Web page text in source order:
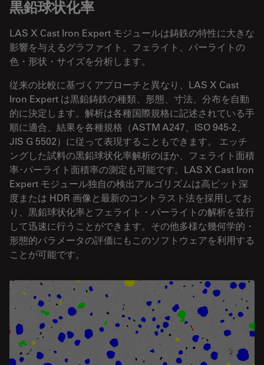
黒鉛球状化率
LAS X Cast Iron Expert モジュールは鋳鉄の特性に大きな
影響を与えるグラファイト、フェライト、パーライトの
色・形状・サイズを分析します。
従来の比較に基づくアプローチと異なり、LAS X Cast
Iron Expert は黒鉛鋳鉄の種類、形態、寸法、分布を自動
的に決定します。解析は各種国際規格に記述されている手
順に適合、結果を各種規格（ASTM A247、ISO 945-2、
JIS G 5502）に従って表現することもできます。 エッチ
ングした試料の黒鉛球状化率解析のほか、フェライト面積
率･パーライト面積率の測定も可能です。LAS X Cast Iron
Expert モジュール独自の検出アルゴリズムは高ビット深
度または HDR 画像と最新のコントラスト法を採用してお
り、黒鉛球状化率とフェライト・パーライトの解析を並行
して迅速に行うことができます。その他多様な幾何学的・
形態的パラメータの評価にもこのソフトウェアを利用する
ことが可能です。